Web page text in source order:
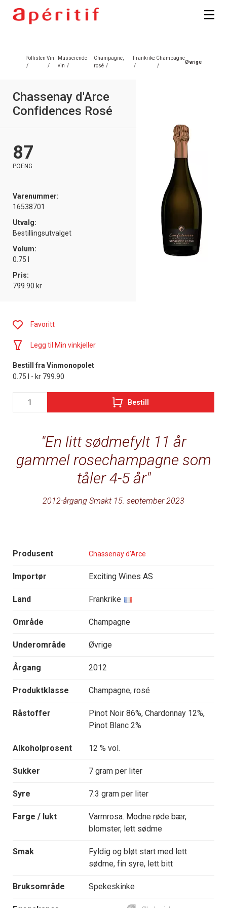
Pollisten
/
Vin
/
Musserende
vin /
Champagne,
rosé /
Frankrike
/
Champagne
/
Øvrige
Chassenay d'Arce
Confidences Rosé
87
POENG
Varenummer:
16538701
Utvalg:
Bestillingsutvalget
Volum:
0.75 l
Pris:
799.90 kr
En litt sødmefylt 11 år
gammel rosechampagne som
tåler 4-5 år
2012-årgang Smakt 15. september 2023
Produsent Chassenay d'Arce
Importør Exciting Wines AS
Land Frankrike
Område Champagne
Underområde Øvrige
Årgang 2012
Produktklasse Champagne, rosé
Råstoffer
Pinot Noir 86%, Chardonnay 12%,
Pinot Blanc 2%
Alkoholprosent 12 % vol.
Sukker 7 gram per liter
Syre 7.3 gram per liter
Farge / lukt
Varmrosa. Modne røde bær,
blomster, lett sødme
Smak
Fyldig og bløt start med lett
sødme, fin syre, lett bitt
Bruksområde Spekeskinke
Favoritt
Legg til Min vinkjeller
Bestill fra Vinmonopolet
0.75 l - kr 799.90
Bestill